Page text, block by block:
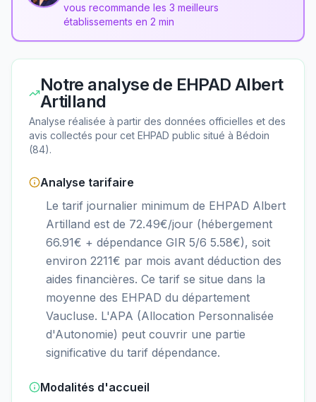
vous recommande les 3 meilleurs
établissements en 2 min
Notre analyse de EHPAD Albert
Artilland
Analyse réalisée à partir des données officielles et des
avis collectés pour cet EHPAD public situé à Bédoin
(84).
Analyse tarifaire
Le tarif journalier minimum de EHPAD Albert
Artilland est de 72.49€/jour (hébergement
66.91€ + dépendance GIR 5/6 5.58€), soit
environ 2211€ par mois avant déduction des
aides financières. Ce tarif se situe dans la
moyenne des EHPAD du département
Vaucluse. L'APA (Allocation Personnalisée
d'Autonomie) peut couvrir une partie
significative du tarif dépendance.
Modalités d'accueil